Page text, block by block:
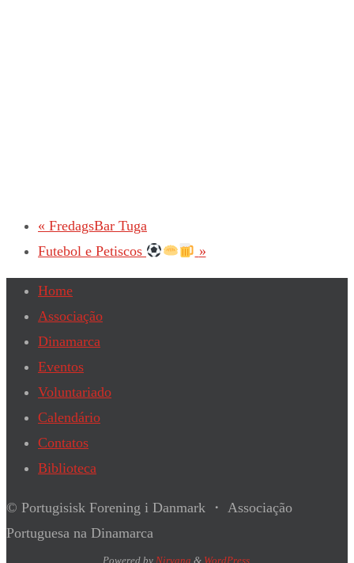
« FredagsBar Tuga
Futebol e Petiscos
»
Home
Associação
Dinamarca
Eventos
Voluntariado
Calendário
Contatos
Biblioteca
© Portugisisk Forening i Danmark ・ Associação
Portuguesa na Dinamarca
Powered by Nirvana & WordPress.